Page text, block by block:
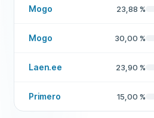
Mogo 23,88 %
Mogo 30,00 %
Laen.ee 23,90 %
Primero 15,00 %